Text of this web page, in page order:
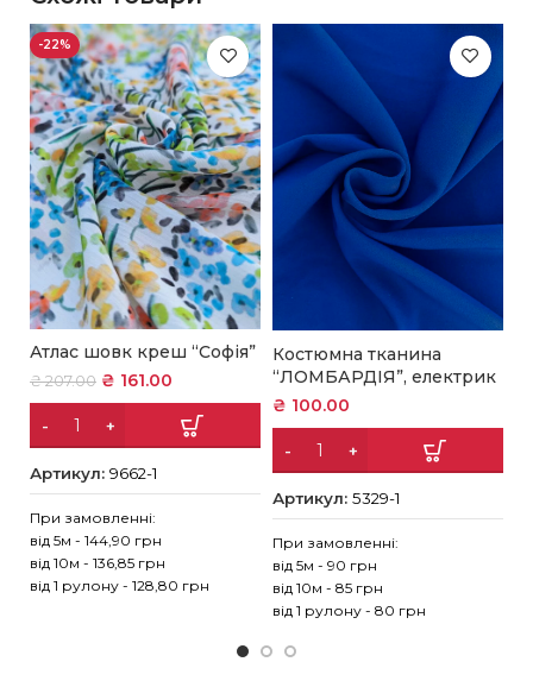
-22%
Атлас шовк креш “Софія”
₴207.00 ₴ 161.00
Артикул:9662-1
При замовленні:
від 5м - 144,90 грн
від 10м - 136,85 грн
від 1 рулону - 128,80 грн
Костюмна тканина
“ЛОМБАРДІЯ”, електрик
₴ 100.00
Артикул: 5329-1
При замовленні:
від 5м - 90 грн
від 10м - 85 грн
від 1 рулону - 80 грн